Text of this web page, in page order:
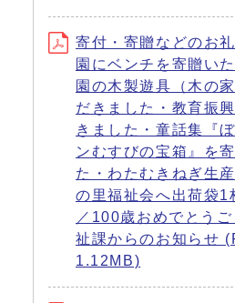
寄付・寄贈などのお
園にベンチを寄贈い
園の木製遊具（木の
だきました・教育振
きました・童話集『
ンむすびの宝箱』を
た・わたむきねぎ生
の里福祉会へ出荷袋1
／100歳おめでとう
祉課からのお知らせ
1.12MB)